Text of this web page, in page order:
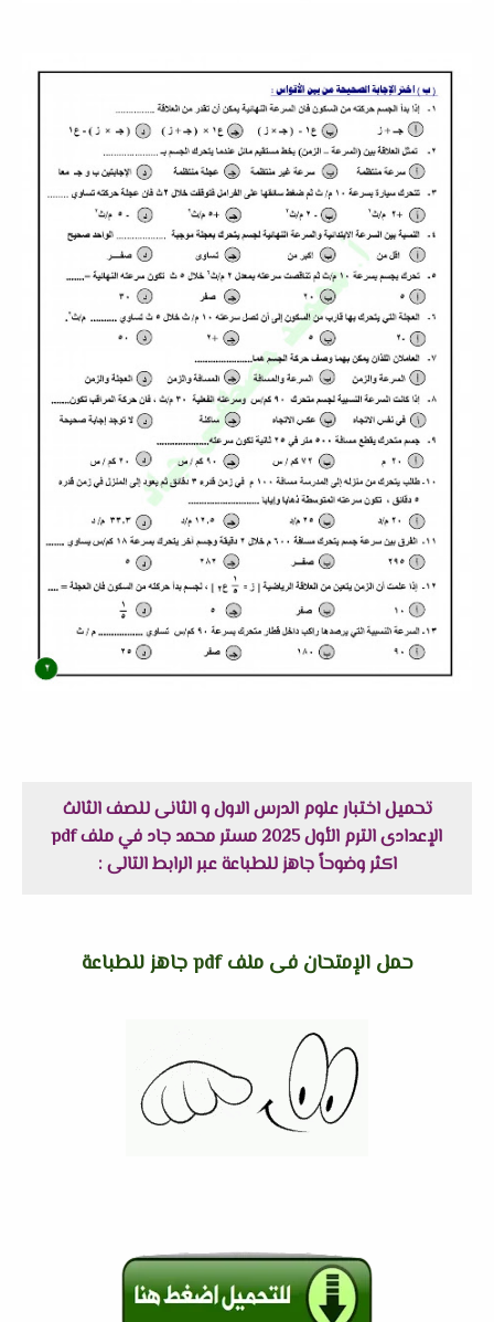
تحميل اختبار علوم الدرس الاول و الثانى للصف الثالث
الإعدادى الترم الأول 2025 مستر محمد جاد في ملف pdf
اكثر وضوحاً جاهز للطباعة عبر الرابط التالى :
حمل الإمتحان فى ملف pdf جاهز للطباعة